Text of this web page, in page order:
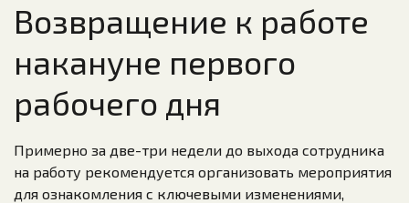
Возвращение к работе
накануне первого
рабочего дня
Примерно за две-три недели до выхода сотрудника
на работу рекомендуется организовать мероприятия
для ознакомления с ключевыми изменениями,